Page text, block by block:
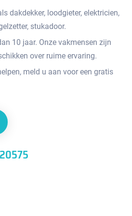
dakdekker, loodgieter, elektricien,
stukadoor.
10 jaar. Onze vakmensen zijn
over ruime ervaring.
meld u aan voor een gratis